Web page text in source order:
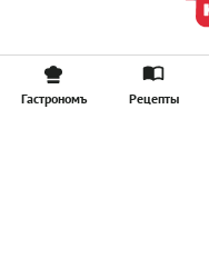
Гастрономъ Рецепты